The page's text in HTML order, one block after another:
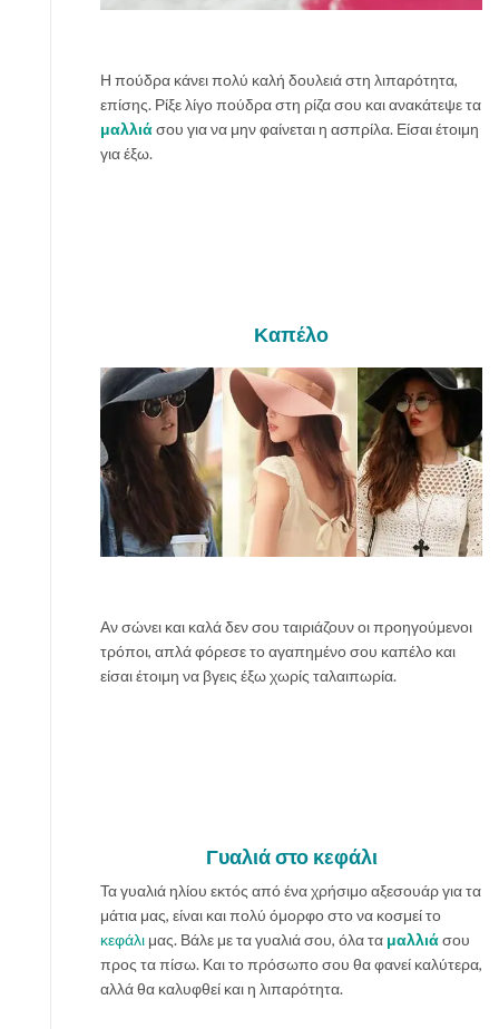
Η πούδρα κάνει πολύ καλή δουλειά στη λιπαρότητα,
επίσης. Ρίξε λίγο πούδρα στη ρίζα σου και ανακάτεψε τα
μαλλιάσου για να μην φαίνεται η ασπρίλα. Είσαι έτοιμη
για έξω.
Καπέλο
Αν σώνει και καλά δεν σου ταιριάζουν οι προηγούμενοι
τρόποι, απλά φόρεσε το αγαπημένο σου καπέλο και
είσαι έτοιμη να βγεις έξω χωρίς ταλαιπωρία.
Γυαλιά στο κεφάλι
Τα γυαλιά ηλίου εκτός από ένα χρήσιμο αξεσουάρ για τα
μάτια μας, είναι και πολύ όμορφο στο να κοσμεί το
κεφάλι μας. Βάλε με τα γυαλιά σου, όλα τα μαλλιάσου
προς τα πίσω. Και το πρόσωπο σου θα φανεί καλύτερα,
αλλά θα καλυφθεί και η λιπαρότητα.